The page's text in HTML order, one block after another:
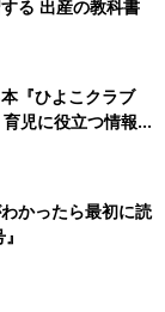
る 出産の教科書
『ひよこクラブ
児に役立つ情報が
かったら最初に読